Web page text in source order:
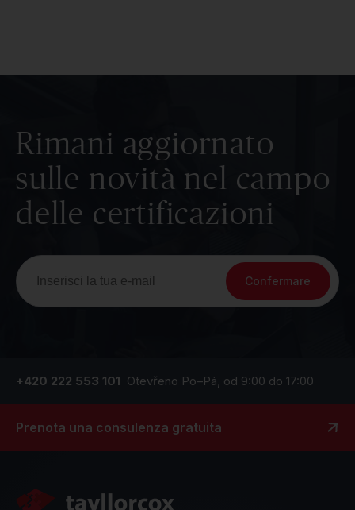
Rimani aggiornato
sulle novità nel campo
delle certificazioni
Confermare
+420 222 553 101 Otevřeno Po–Pá, od 9:00 do 17:00
Prenota una consulenza gratuita